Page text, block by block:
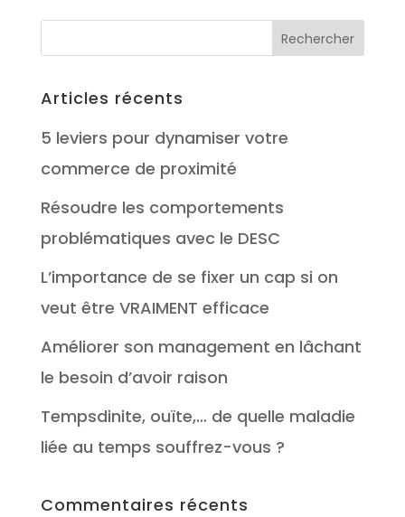
Articles récents
5 leviers pour dynamiser votre
commerce de proximité
Résoudre les comportements
problématiques avec le DESC
L’importance de se fixer un cap si on
veut être VRAIMENT efficace
Améliorer son management en lâchant
le besoin d’avoir raison
Tempsdinite, ouïte,… de quelle maladie
liée au temps souffrez-vous ?
Commentaires récents